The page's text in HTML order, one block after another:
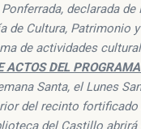
Ponferrada, declarada
de Cultura, Patrimonio
de actividades
ACTOS DEL
Santa, el Lunes
del recinto
del Castillo